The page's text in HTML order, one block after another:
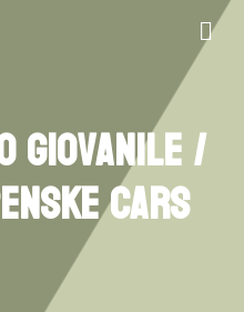
Giovanile /
Cars